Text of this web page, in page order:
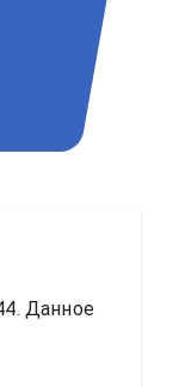
. Данное